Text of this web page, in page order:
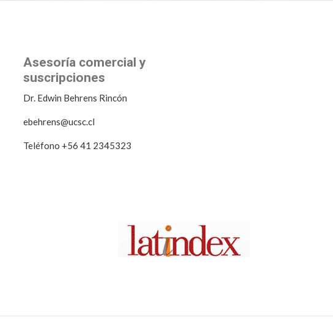
Asesoría comercial y
suscripciones
Dr. Edwin Behrens Rincón
ebehrens@ucsc.cl
Teléfono +56 41 2345323